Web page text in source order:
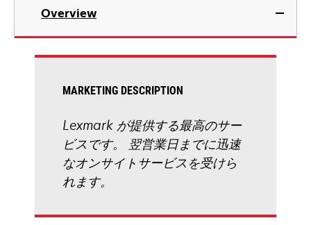
Overview
MARKETING DESCRIPTION
Lexmark が提供する最高のサー
ビスです。 翌営業日までに迅速
なオンサイトサービスを受けら
れます。